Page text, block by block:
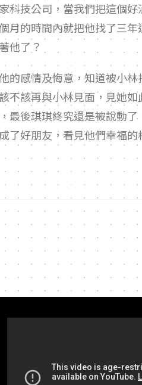
科技公司，當我們把這個
月的時間內就把他找了三
他了？
的感情及悔意，知道被小
不該再與小林見面，見她
最後琪琪終究還是被說動
了好朋友，看見他們幸福